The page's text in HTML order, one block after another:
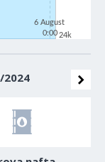
6 August
0:00 24k